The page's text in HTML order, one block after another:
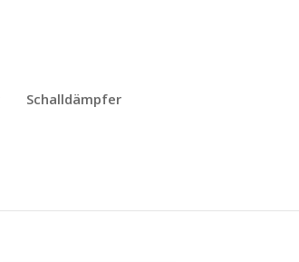
Schalldämpfer